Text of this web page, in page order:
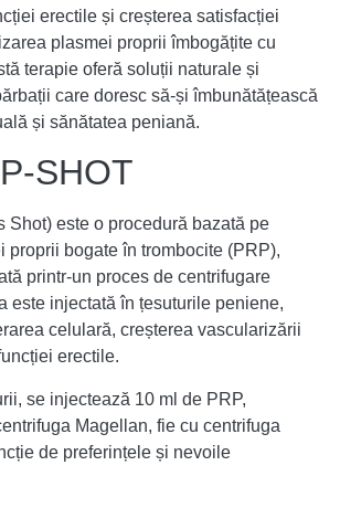
erectile și creșterea satisfacției
plasmei proprii îmbogățite cu
terapie oferă soluții naturale și
care doresc să-și îmbunătățească
și sănătatea peniană.
SHOT
Shot) este o procedură bazată pe
proprii bogate în trombocite (PRP),
printr-un proces de centrifugare
este injectată în țesuturile peniene,
celulară, creșterea vascularizării
erectile.
se injectează 10 ml de PRP,
Magellan, fie cu centrifuga
de preferințele și nevoile